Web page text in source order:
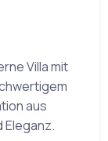
Villa mit
aus